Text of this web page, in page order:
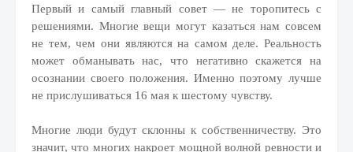
Первый и самый главный совет — не торопитесь с
решениями. Многие вещи могут казаться нам совсем
не тем, чем они являются на самом деле. Реальность
может обманывать нас, что негативно скажется на
осознании своего положения. Именно поэтому лучше
не прислушиваться 16 мая к шестому чувству.
Многие люди будут склонны к собственничеству. Это
значит, что многих накроет мощной волной ревности и